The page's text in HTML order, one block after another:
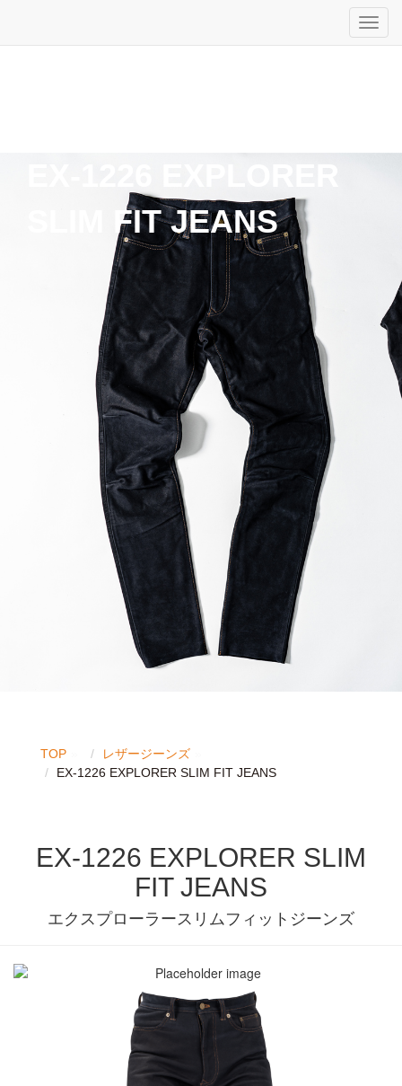
SLIM FIT JEANS
TOP
レザージーンズ
EX-1226 EXPLORER SLIM FIT JEANS
EX-1226 EXPLORER SLIM
FIT JEANS
エクスプローラースリムフィットジーンズ